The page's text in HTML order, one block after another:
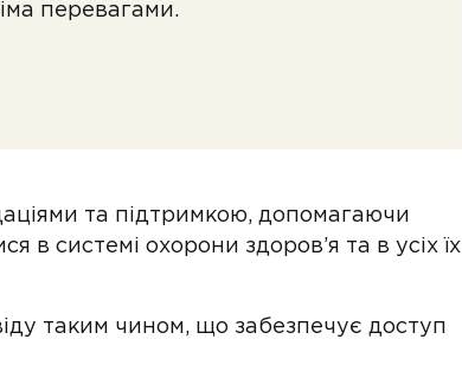
перевагами.
та підтримкою, допомагаючи
в системі охорони здоров’я та в усіх їх
таким чином, що забезпечує доступ